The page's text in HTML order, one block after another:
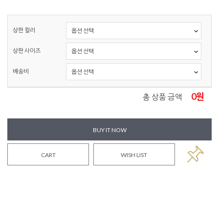
상판 컬러
상판 사이즈
배송비
총 상품 금액 0원
BUY IT NOW
CART WISH LIST